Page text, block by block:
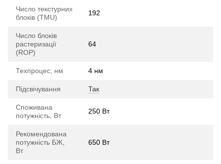
Число текстурних
блоків (TMU)
192
Число блоків
растеризації
(ROP)
64
Техпроцес, нм 4 нм
Підсвічування Так
Споживана
потужність, Вт
250 Вт
Рекомендована
потужність БЖ,
Вт
650 Вт